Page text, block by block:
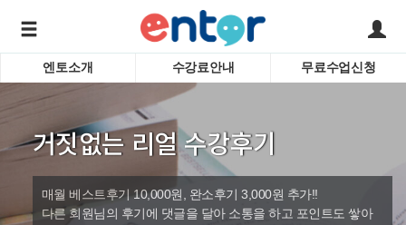
학습도우미 G1
서비스안내
강사소개
회사소개
어린이
영자신
엔토소개 수강료안내 무료수업신청
거짓없는 리얼 수강후기
매월 베스트후기 10,000원, 완소후기 3,000원 추가!!
다른 회원님의 후기에 댓글을 달아 소통을 하고 포인트도 쌓아